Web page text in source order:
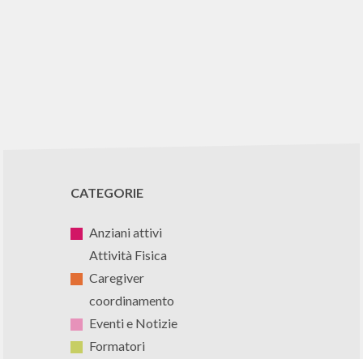
CATEGORIE
Anziani attivi
Attività Fisica
Caregiver
coordinamento
Eventi e Notizie
Formatori